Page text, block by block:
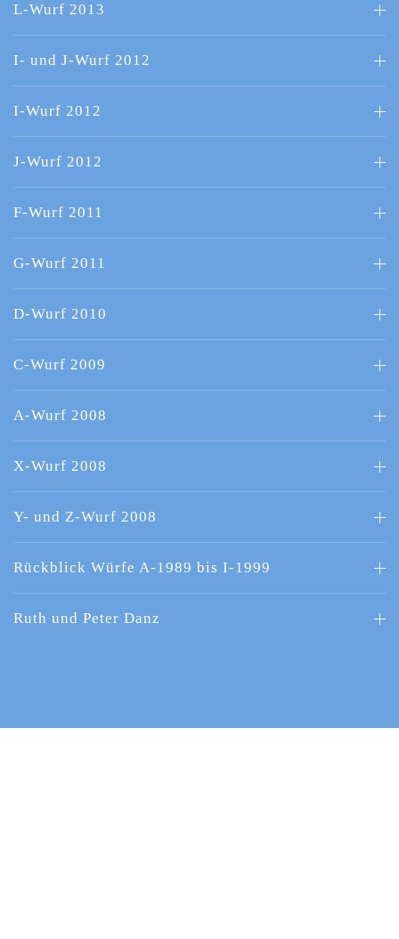
L-Wurf 2013
I- und J-Wurf 2012
I-Wurf 2012
J-Wurf 2012
F-Wurf 2011
G-Wurf 2011
D-Wurf 2010
C-Wurf 2009
A-Wurf 2008
X-Wurf 2008
Y- und Z-Wurf 2008
Rückblick Würfe A-1989 bis I-1999
Ruth und Peter Danz